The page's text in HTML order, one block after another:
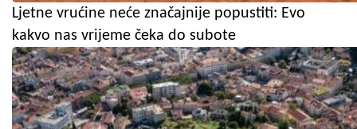
Ljetne vrućine neće značajnije popustiti: Evo
kakvo nas vrijeme čeka do subote